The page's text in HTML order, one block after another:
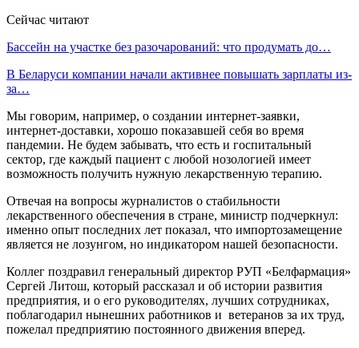
Сейчас читают
Бассейн на участке без разочарований: что продумать до…
В Беларуси компании начали активнее повышать зарплаты из-
за…
Мы говорим, например, о создании интернет-заявки,
интернет-доставки, хорошо показавшей себя во время
пандемии. Не будем забывать, что есть и госпитальный
сектор, где каждый пациент с любой нозологией имеет
возможность получить нужную лекарственную терапию.
Отвечая на вопросы журналистов о стабильности
лекарственного обеспечения в стране, министр подчеркнул:
именно опыт последних лет показал, что импортозамещение
является не лозунгом, но индикатором нашей безопасности.
Коллег поздравил генеральный директор РУП «Белфармация»
Сергей Литош, который рассказал и об истории развития
предприятия, и о его руководителях, лучших сотрудниках,
поблагодарил нынешних работников и ветеранов за их труд,
пожелал предприятию постоянного движения вперед.